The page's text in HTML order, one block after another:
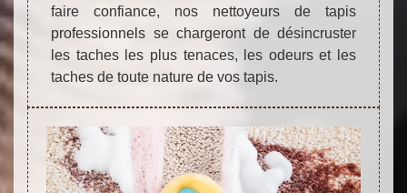
faire confiance, nos nettoyeurs de tapis
professionnels se chargeront de désincruster
les taches les plus tenaces, les odeurs et les
taches de toute nature de vos tapis.